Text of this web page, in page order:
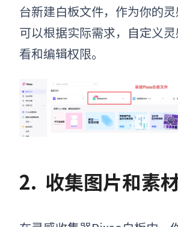
台新建白板文件，作为你的
可以根据实际需求，自定义
看和编辑权限。
2. 收集图片和素